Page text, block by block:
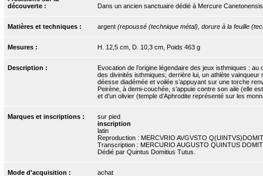
découverte :
Dans un ancien sanctuaire dédié à Mercure Canetonensis
Matières et techniques : argent (repoussé (technique métal), dorure à la feuille
Mesures : H. 12,5 cm, D. 10,3 cm, Poids 463 g
Description :
Evocation de l’origine légendaire des jeux isthmiques :
des divinités isthmiques; derrière lui, un athlète
déesse diadémée et voilée s’appuyant sur une torche
Peirène, à demi-couchée, s’appuie contre son aile (elle
et d’un olivier (temple d’Aphrodite représenté sur les
Marques et inscriptions :
sur pied
inscription
latin
Reproduction : MERCVRIO AVGVSTO
Transcription : MERCURIO AUGUSTO QUINTUS
Dédié par Quintus Domitius Tutus.
Mode d'acquisition : achat